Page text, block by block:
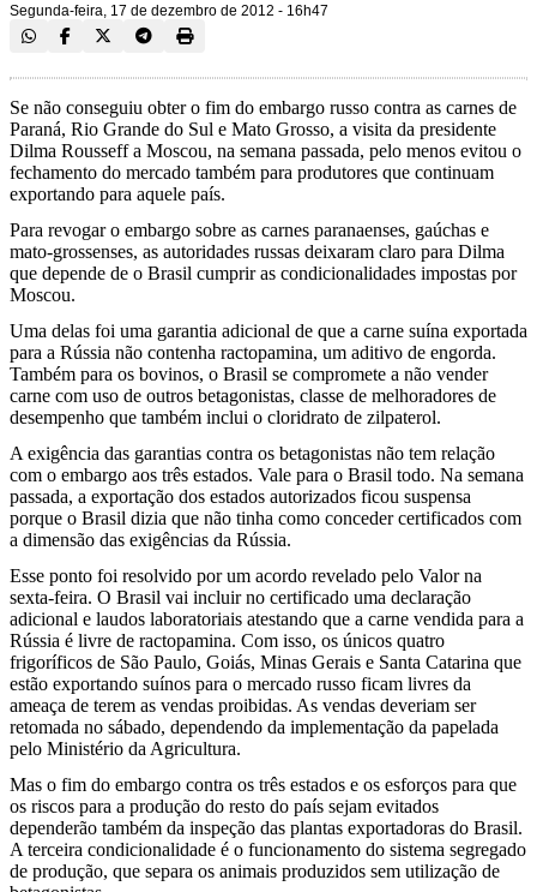
Segunda-feira, 17 de dezembro de 2012 - 16h47
Se não conseguiu obter o fim do embargo russo contra as carnes de
Paraná, Rio Grande do Sul e Mato Grosso, a visita da presidente
Dilma Rousseff a Moscou, na semana passada, pelo menos evitou o
fechamento do mercado também para produtores que continuam
exportando para aquele país.
Para revogar o embargo sobre as carnes paranaenses, gaúchas e
mato-grossenses, as autoridades russas deixaram claro para Dilma
que depende de o Brasil cumprir as condicionalidades impostas por
Moscou.
Uma delas foi uma garantia adicional de que a carne suína exportada
para a Rússia não contenha ractopamina, um aditivo de engorda.
Também para os bovinos, o Brasil se compromete a não vender
carne com uso de outros betagonistas, classe de melhoradores de
desempenho que também inclui o cloridrato de zilpaterol.
A exigência das garantias contra os betagonistas não tem relação
com o embargo aos três estados. Vale para o Brasil todo. Na semana
passada, a exportação dos estados autorizados ficou suspensa
porque o Brasil dizia que não tinha como conceder certificados com
a dimensão das exigências da Rússia.
Esse ponto foi resolvido por um acordo revelado pelo Valor na
sexta-feira. O Brasil vai incluir no certificado uma declaração
adicional e laudos laboratoriais atestando que a carne vendida para a
Rússia é livre de ractopamina. Com isso, os únicos quatro
frigoríficos de São Paulo, Goiás, Minas Gerais e Santa Catarina que
estão exportando suínos para o mercado russo ficam livres da
ameaça de terem as vendas proibidas. As vendas deveriam ser
retomada no sábado, dependendo da implementação da papelada
pelo Ministério da Agricultura.
Mas o fim do embargo contra os três estados e os esforços para que
os riscos para a produção do resto do país sejam evitados
dependerão também da inspeção das plantas exportadoras do Brasil.
A terceira condicionalidade é o funcionamento do sistema segregado
de produção, que separa os animais produzidos sem utilização de